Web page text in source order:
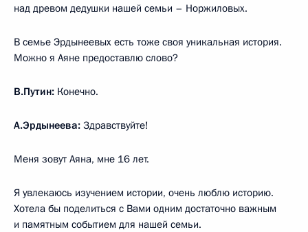
над древом дедушки нашей семьи – Норжиловых.
В семье Эрдынеевых есть тоже своя уникальная история.
Можно я Аяне предоставлю слово?
В.Путин: Конечно.
А.Эрдынеева: Здравствуйте!
Меня зовут Аяна, мне 16 лет.
Я увлекаюсь изучением истории, очень люблю историю.
Хотела бы поделиться с Вами одним достаточно важным
и памятным событием для нашей семьи.